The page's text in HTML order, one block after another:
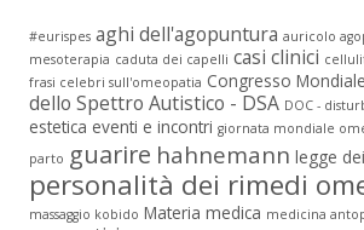
#eurispes aghi dell'agopuntura auricolo
mesoterapia caduta dei capelli casi clinici
frasi celebri sull'omeopatia Congresso Mondiale
dello Spettro Autistico - DSA DOC -
estetica eventi e incontri giornata mondiale
parto guarire hahnemann legge
personalità dei rimedi
massaggio kobido Materia medica medicina